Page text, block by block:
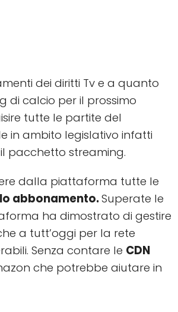
dei diritti Tv e a quanto
calcio per il prossimo
tutte le partite del
in ambito legislativo infatti
pacchetto streaming.
dalla piattaforma tutte le
abbonamento.Superate le
ha dimostrato di gestire
a tutt’oggi per la rete
Senza contare le CDN
che potrebbe aiutare in